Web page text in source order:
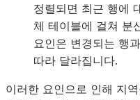
정렬되면 최근 행에
체 테이블에 걸쳐 분
요인은 변경되는 행
따라 달라집니다.
이러한 요인으로 인해 지